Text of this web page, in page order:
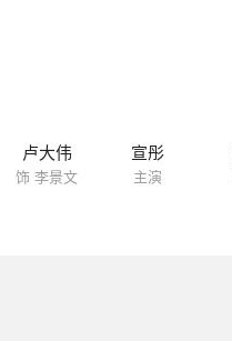
卢大伟
饰 李景文
宣彤
主演